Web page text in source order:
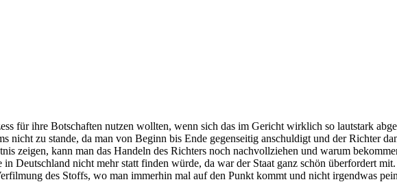
für ihre Botschaften nutzen wollten, wenn sich das im Gericht wirklich so lautstark
nicht zu stande, da man von Beginn bis Ende gegenseitig anschuldigt und der Richter
zeigen, kann man das Handeln des Richters noch nachvollziehen und warum
Deutschland nicht mehr statt finden würde, da war der Staat ganz schön überfordert
des Stoffs, wo man immerhin mal auf den Punkt kommt und nicht irgendwas